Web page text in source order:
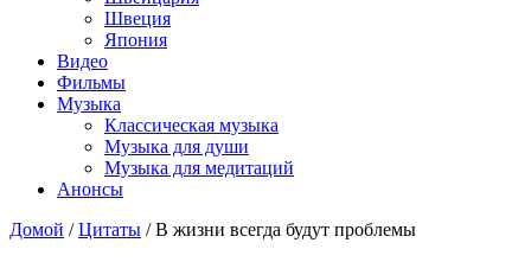
Швеция
Япония
Видео
Фильмы
Музыка
Классическая музыка
Музыка для души
Музыка для медитаций
Анонсы
Домой / Цитаты / В жизни всегда будут проблемы